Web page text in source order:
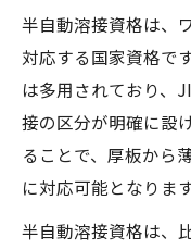
半自動溶接資格は、
対応する国家資格で
は多用されており、
接の区分が明確に設
ることで、厚板から
に対応可能となります
半自動溶接資格は、